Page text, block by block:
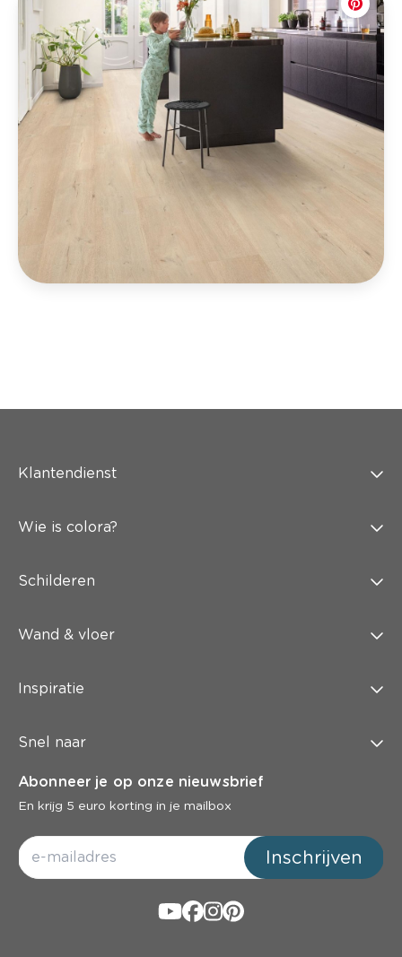
Klantendienst
Wie is colora?
Schilderen
Wand & vloer
Inspiratie
Snel naar
Abonneer je op onze nieuwsbrief
En krijg 5 euro korting in je mailbox
Inschrijven